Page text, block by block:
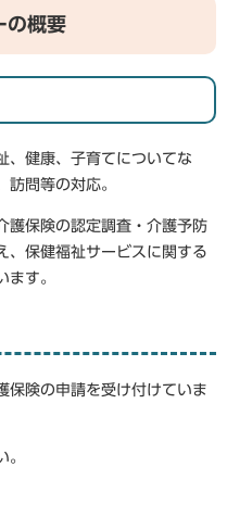
の概要
、健康、子育てについてな
訪問等の対応。
護保険の認定調査・介護予防
、保健福祉サービスに関する
ます。
保険の申請を受け付けていま
。